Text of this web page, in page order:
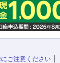
にご注意ください